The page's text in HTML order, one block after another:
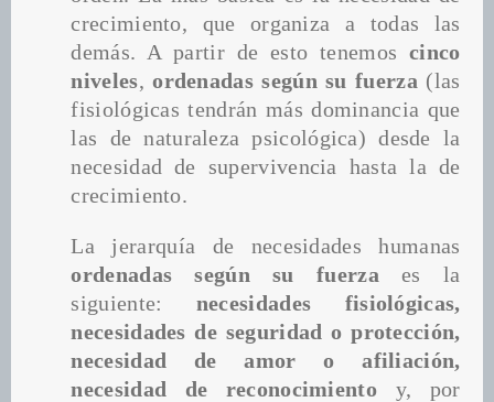
crecimiento, que organiza a todas las
demás. A partir de esto tenemos cinco
niveles, ordenadas según su fuerza (las
fisiológicas tendrán más dominancia que
las de naturaleza psicológica) desde la
necesidad de supervivencia hasta la de
crecimiento.
ordenadas según su fuerza es la
siguiente: necesidades fisiológicas,
necesidades de seguridad o protección,
necesidad de amor o afiliación,
necesidad de reconocimiento y, por